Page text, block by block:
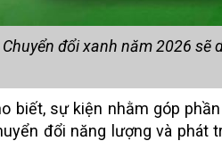
đổi xanh năm 2026
biết, sự kiện nhằm góp
đổi năng lượng và phát